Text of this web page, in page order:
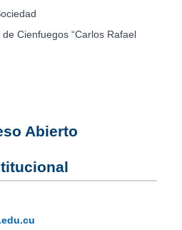
Cienfuegos “Carlos Rafael
Abierto